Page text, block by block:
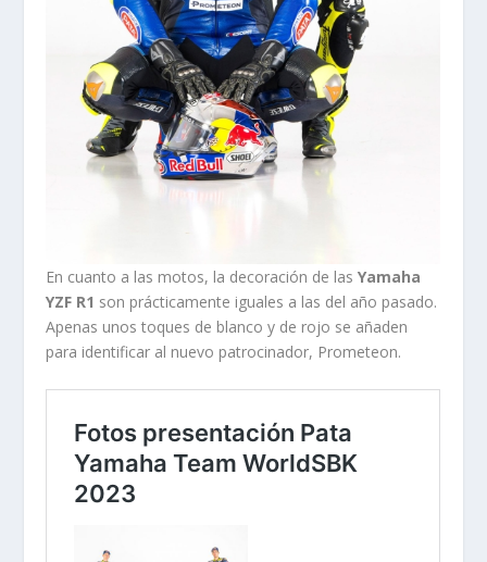
En cuanto a las motos, la decoración de lasYamaha
YZF R1 son prácticamente iguales a las del año pasado.
Apenas unos toques de blanco y de rojo se añaden
para identificar al nuevo patrocinador, Prometeon.